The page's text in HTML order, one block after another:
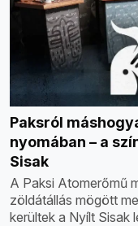
Paksról
nyomában – a
Sisak
A Paksi Atomerőmű
zöldátállás mögött
kerültek a Nyílt Sisak